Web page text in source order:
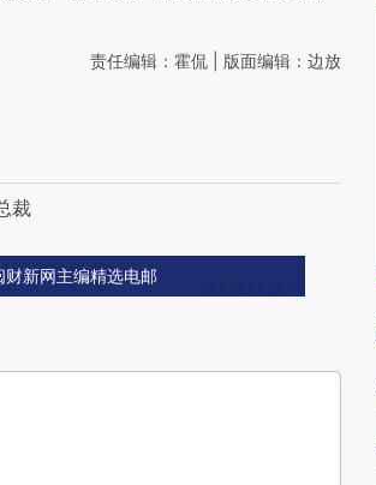
责任编辑：霍侃 | 版面编辑：边放
裁
财新网主编精选电邮